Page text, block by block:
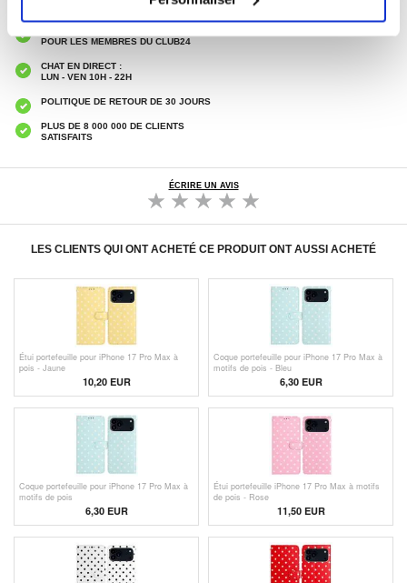
POUR LES MEMBRES DU CLUB24
CHAT EN DIRECT :
LUN - VEN 10H - 22H
POLITIQUE DE RETOUR DE 30 JOURS
PLUS DE 8 000 000 DE CLIENTS
SATISFAITS
ÉCRIRE UN AVIS
LES CLIENTS QUI ONT ACHETÉ CE PRODUIT ONT AUSSI ACHETÉ
Étui portefeuille pour iPhone 17 Pro Max à
pois - Jaune
10,20EUR
Coque portefeuille pour iPhone 17 Pro Max à
motifs de pois - Bleu
6,30EUR
Coque portefeuille pour iPhone 17 Pro Max à
motifs de pois
6,30EUR
Étui portefeuille iPhone 17 Pro Max à motifs
de pois - Rose
11,50 EUR